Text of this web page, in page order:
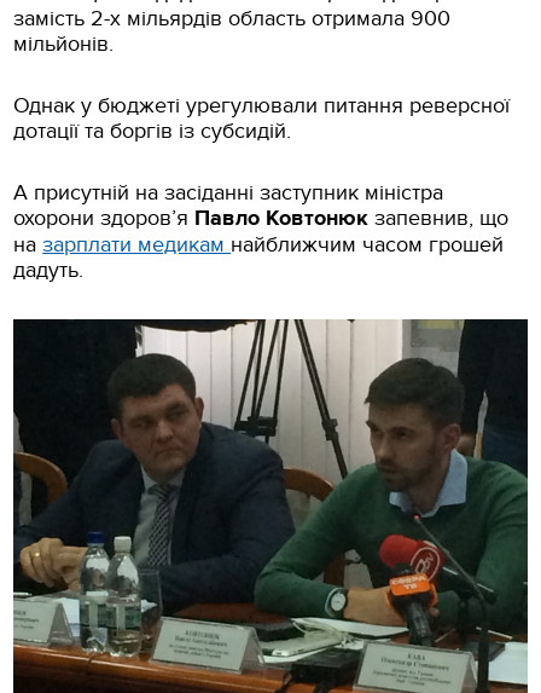
замість 2-х мільярдів область отримала 900
мільйонів.
Однак у бюджеті урегулювали питання реверсної
дотації та боргів із субсидій.
А присутній на засіданні заступник міністра
охорони здоров’я Павло Ковтонюк запевнив, що
назарплати медикам найближчим часом грошей
дадуть.